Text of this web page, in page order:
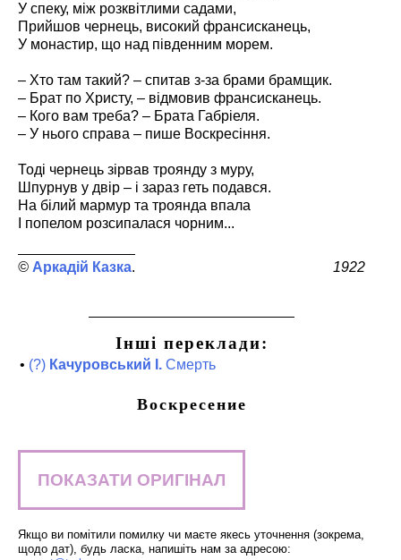
У спеку, між розквітлими садами,
Прийшов чернець, високий франсисканець,
У монастир, що над південним морем.
– Хто там такий? – спитав з-за брами брамщик.
– Брат по Христу, – відмовив франсисканець.
– Кого вам треба? – Брата Габріеля.
– У нього справа – пише Воскресіння.
Тоді чернець зірвав троянду з муру,
Шпурнув у двір – і зараз геть подався.
На білий мармур та троянда впала
І попелом розсипалася чорним...
Аркадій Казка 1922
Інші переклади:
• (?) Качуровський І. Смерть
Воскресение
ПОКАЗАТИ ОРИГІНАЛ
Якщо ви помітили помилку чи маєте якесь уточнення (зокрема,
щодо дат), будь ласка, напишіть нам за адресою: